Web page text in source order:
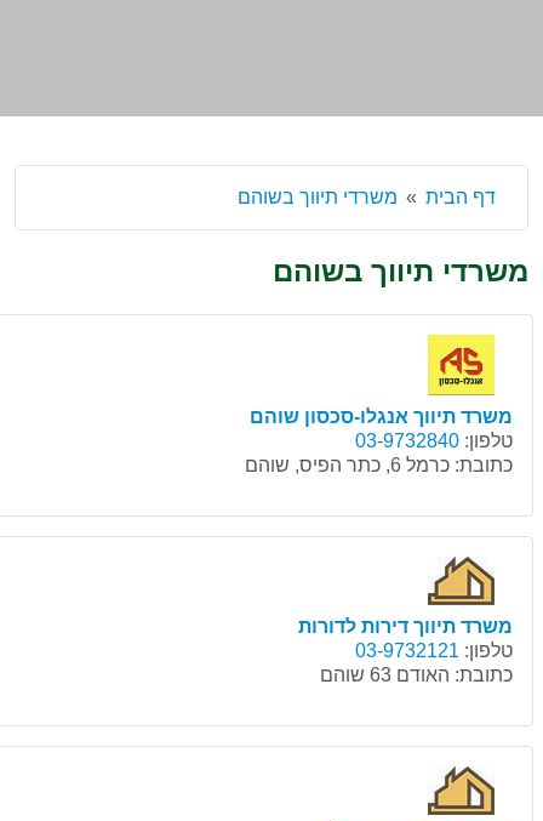
דף הבית משרדי תיווך בשוהם
משרדי תיווך בשוהם
משרד תיווך אנגלו-סכסון שוהם
טלפון:03-9732840
כתובת:כרמל 6, כתר הפיס, שוהם
משרד תיווך דירות לדורות
טלפון:03-9732121
כתובת:האודם 63 שוהם